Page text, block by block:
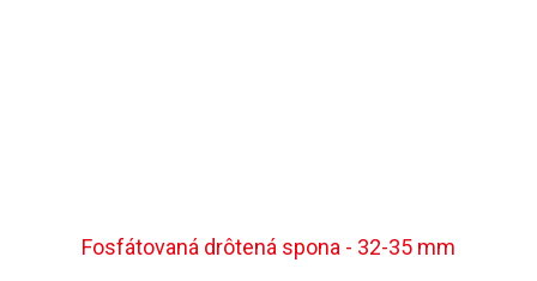
Fosfátovaná drôtená spona - 32-35 mm